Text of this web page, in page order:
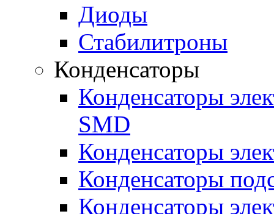
Диоды
Стабилитроны
Конденсаторы
Конденсаторы
SMD
Конденсаторы
Конденсаторы
Конденсаторы